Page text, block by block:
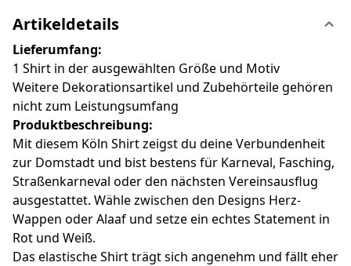
Artikeldetails
Lieferumfang:
1 Shirt in der ausgewählten Größe und Motiv
Weitere Dekorationsartikel und Zubehörteile gehören
nicht zum Leistungsumfang
Produktbeschreibung:
Mit diesem Köln Shirt zeigst du deine Verbundenheit
zur Domstadt und bist bestens für Karneval, Fasching,
Straßenkarneval oder den nächsten Vereinsausflug
ausgestattet. Wähle zwischen den Designs Herz-
Wappen oder Alaaf und setze ein echtes Statement in
Rot und Weiß.
Das elastische Shirt trägt sich angenehm und fällt eher